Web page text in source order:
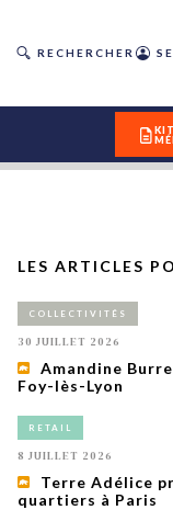
RECHERCHER
KIT
LES ARTICLES
COLLECTIVITÉS
30 JUILLET 2026
Amandine
Foy-lès-Lyon
RETAIL
8 JUILLET 2026
Terre Adélice
quartiers à Paris